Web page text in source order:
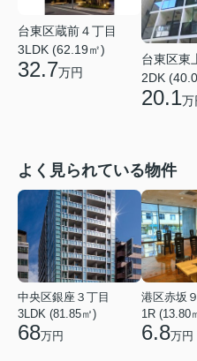
台東区蔵前４丁目
3LDK (62.19㎡)
32.7万円
台東区東
2DK
20.1万
よく見られている物件
中央区銀座３丁目
3LDK (81.85㎡)
68万円
港区赤坂
1R (13.80
6.8万円